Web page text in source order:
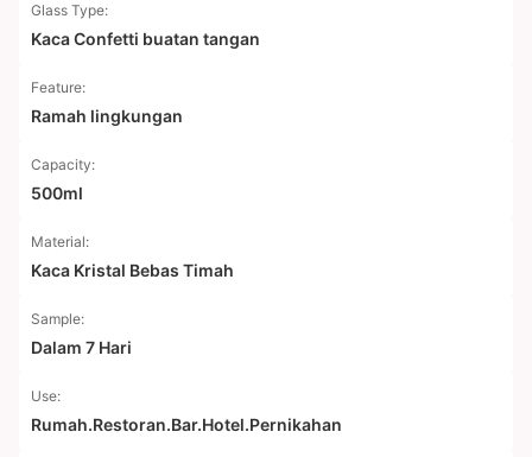
Glass Type:
Kaca Confetti buatan tangan
Feature:
Ramah lingkungan
Capacity:
500ml
Material:
Kaca Kristal Bebas Timah
Sample:
Dalam 7 Hari
Use:
Rumah.Restoran.Bar.Hotel.Pernikahan